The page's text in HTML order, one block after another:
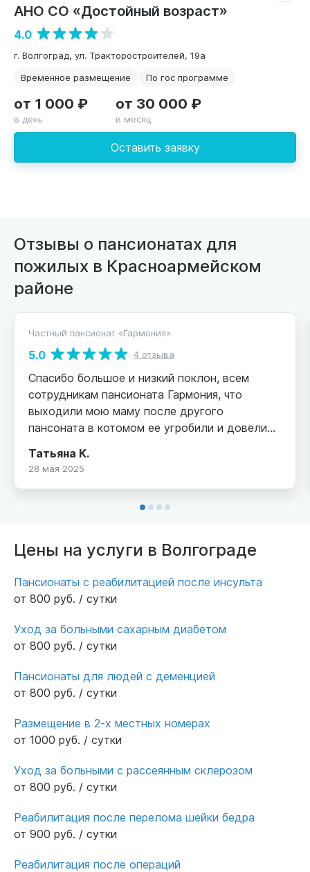
АНО СО «Достойный возраст»
4.0
г. Волгоград, ул. Тракторостроителей, 19а
Временное размещение
По гос программе
Оставить заявку
от 1 000 ₽
в день
от 30 000 ₽
в месяц
Отзывы о пансионатах для
пожилых в Красноармейском
районе
Частный пансионат «Гармония»
5.0 4 отзыва
Спасибо большое и низкий поклон, всем
сотрудникам пансионата Гармония, что
выходили мою маму после другого
пансоната в котомом ее угробили и довели
инсульт 8 лет назад, слегла как лет 5 назад,
кушать она стала самостоятельно, смотрю на
довольна, что есть такие добросердечные
люди! Ухаживать за больными, лежачими это
не легкий труд, это надо быть действительно
настоящими людьми, отзывчивыми, добрыми
Еще хочу добавить, что в пансионате тепло и
чисто, кормят отлично, вся еда разнообразная
гуляют во дворе и сидят в коридорах, у них
играет музыка, они могут смотреть
царит! Благодарю этот пансионат,
процветания вам и огромное спасибо за
Татьяна К.
28 мая 2025
Цены на услуги в Волгограде
Пансионаты с реабилитацией после инсульта
от 800 руб. / сутки
Уход за больными сахарным диабетом
от 800 руб. / сутки
Пансионаты для людей с деменцией
от 800 руб. / сутки
Размещение в 2-х местных номерах
от 1000 руб. / сутки
Уход за больными с рассеянным склерозом
от 800 руб. / сутки
Реабилитация после перелома шейки бедра
от 900 руб. / сутки
Реабилитация после операций